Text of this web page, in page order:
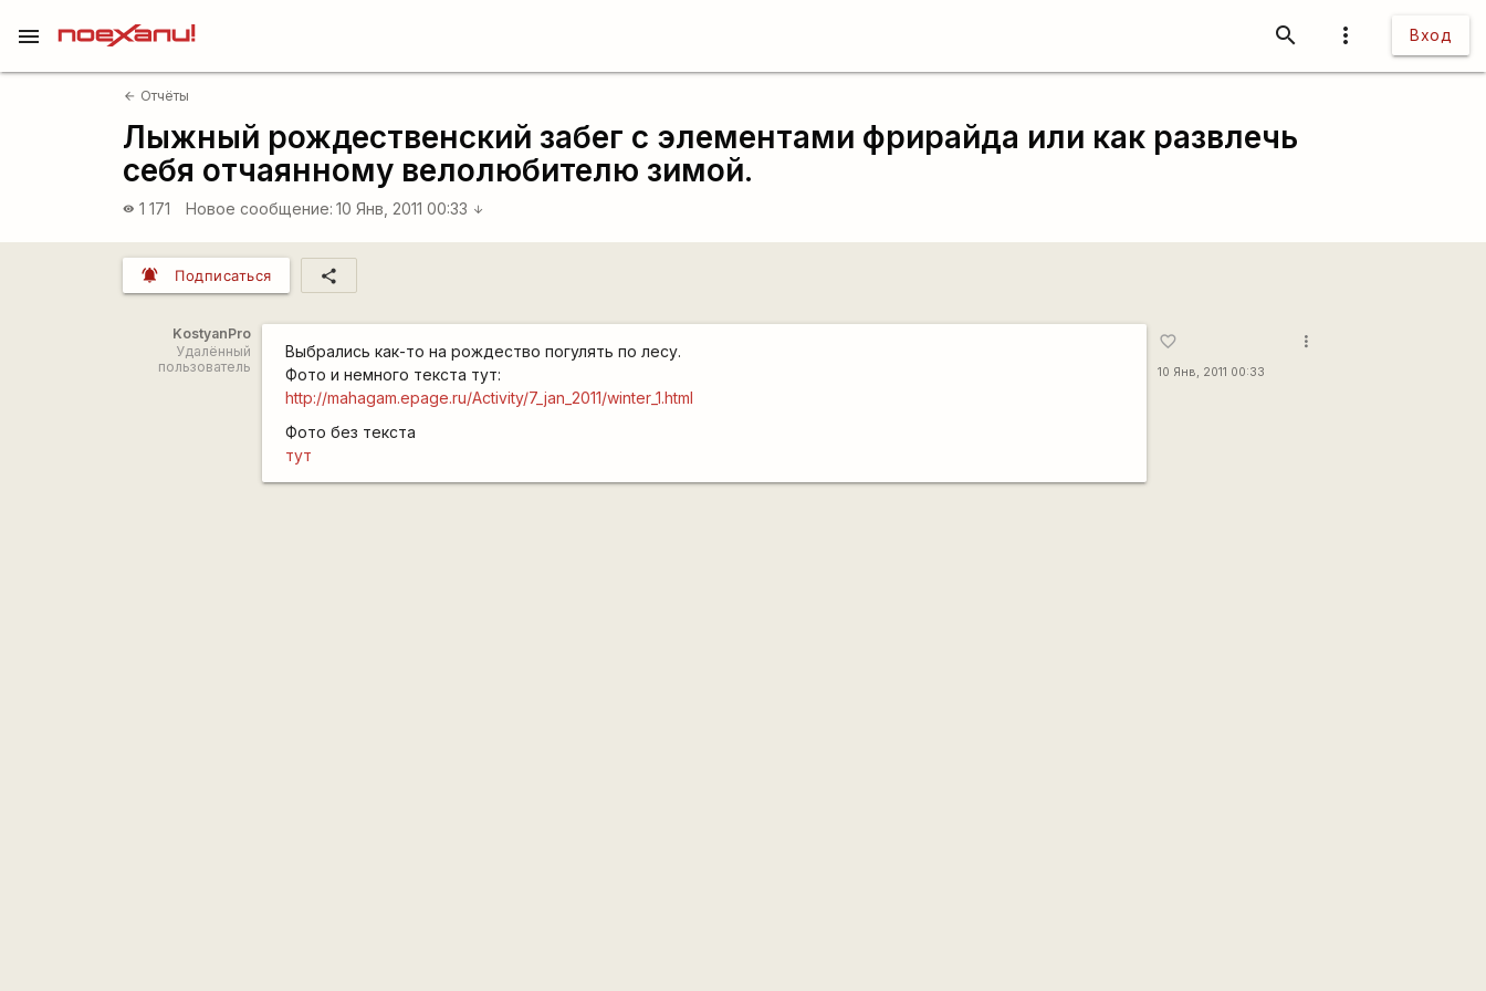
more_vert Вход
search
menu
arrow_back Отчёты
Лыжный рождественский забег c элементами фрирайда или как развлечь
себя отчаянному велолюбителю зимой.
visibility 1 171 Новое сообщение: 10 Янв, 2011 00:33 arrow_downward
notifications_active Подписаться share
KostyanPro
Удалённый
пользователь
Выбрались как-то на рождество погулять по лесу.
Фото и немного текста тут:
http://mahagam.epage.ru/Activity/7_jan_2011/winter_1.html
Фото без текста
тут
favorite_border
10 Янв, 2011 00:33
more_vert